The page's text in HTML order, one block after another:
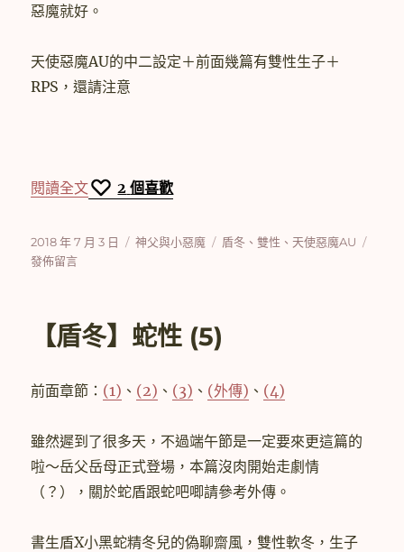
惡魔就好。
天使惡魔AU的中二設定＋前面幾篇有雙性生子＋
RPS，還請注意
閱讀全文〈【盾冬/evanstan】神父與小惡魔 (7)〉
2 個喜歡
發
佈
2018 年 7 月 3 日
分
神父與小惡魔
標
盾冬 、雙性 、 天使惡魔AU
發佈留言
【盾冬】蛇性 (5)
前面章節： (1) 、 (2) 、 (3) 、 (外傳) 、 (4)
雖然遲到了很多天，不過端午節是一定要來更這篇的
啦～岳父岳母正式登場，本篇沒肉開始走劇情
（？），關於蛇盾跟蛇吧唧請參考外傳。
書生盾X小黑蛇精冬兒的偽聊齋風，雙性軟冬，生子